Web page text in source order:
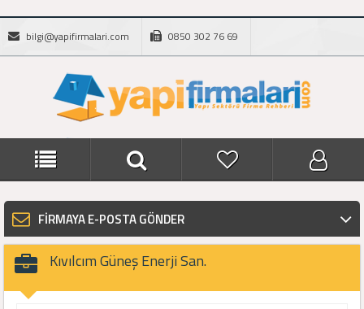
bilgi@yapifirmalari.com 0850 302 76 69
FİRMAYA E-POSTA GÖNDER
Kıvılcım Güneş Enerji San.